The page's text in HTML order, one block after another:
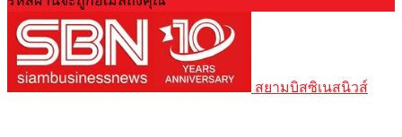
สยามบิสซิเนสนิวส์